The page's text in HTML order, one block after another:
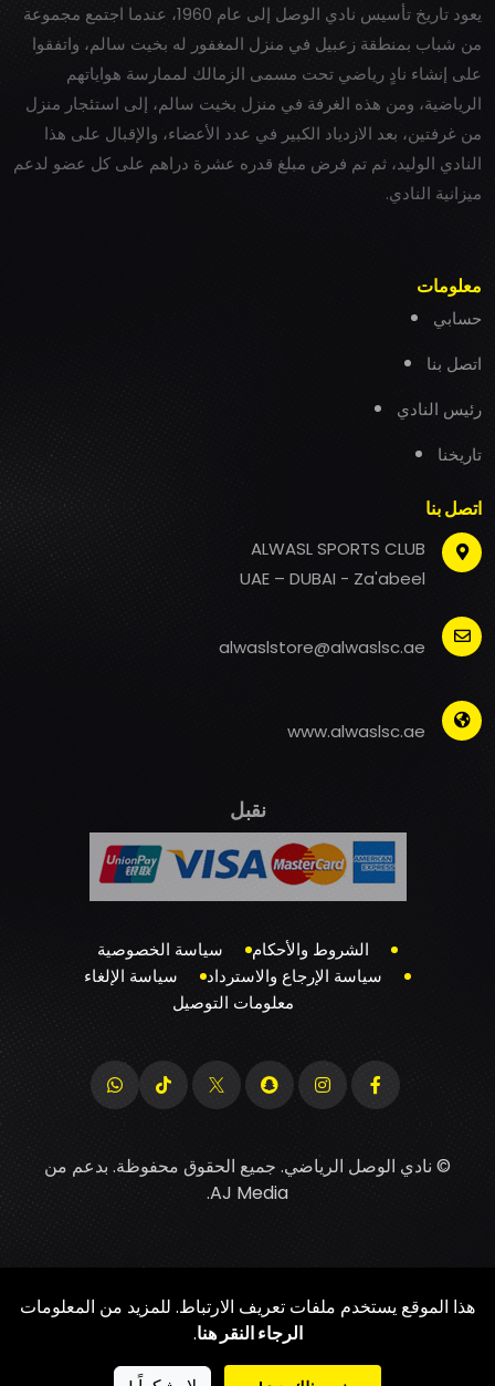
يعود تاريخ تأسيس نادي الوصل إلى عام 1960، عندما اجتمع مجموعة
من شباب بمنطقة زعبيل في منزل المغفور له بخيت سالم، واتفقوا
على إنشاء نادٍ رياضي تحت مسمى الزمالك لممارسة هواياتهم
الرياضية، ومن هذه الغرفة في منزل بخيت سالم، إلى استئجار منزل
من غرفتين، بعد الازدياد الكبير في عدد الأعضاء، والإقبال على هذا
النادي الوليد، ثم تم فرض مبلغ قدره عشرة دراهم على كل عضو لدعم
ميزانية النادي.
معلومات
حسابي
اتصل بنا
رئيس النادي
تاريخنا
اتصل بنا
ALWASL SPORTS CLUB
UAE – DUBAI - Za'abeel
alwaslstore@alwaslsc.ae
www.alwaslsc.ae
نقبل
الشروط والأحكام
سياسة الخصوصية
سياسة الإرجاع والاسترداد
سياسة الإلغاء
معلومات التوصيل
© نادي الوصل الرياضي. جميع الحقوق محفوظة. بدعم من
AJ Media
.
هذا الموقع يستخدم ملفات تعريف الارتباط. للمزيد من المعلومات
الرجاء النقر هنا.